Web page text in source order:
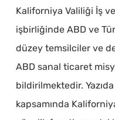
Kaliforniya Valiliği İş
işbirliğinde ABD ve
düzey temsilciler ve
ABD sanal ticaret
bildirilmektedir.
kapsamında